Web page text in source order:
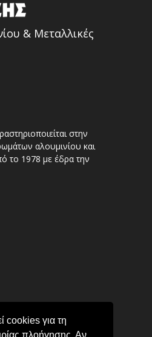
cookies για τη
πλοήγησης. Αν
& Μεταλλικές
στην
αλουμινίου και
το 1978 με έδρα την